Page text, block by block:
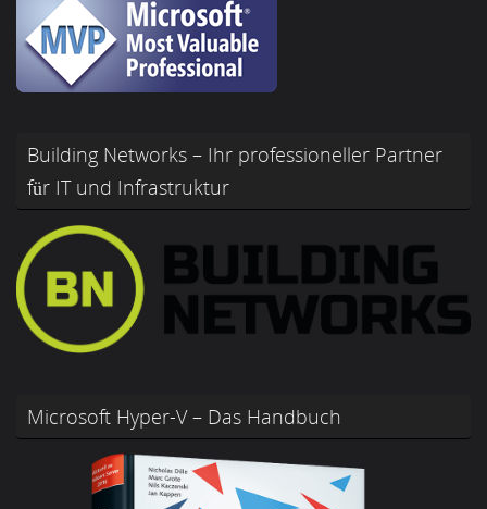
Building Networks – Ihr professioneller Partner
für IT und Infrastruktur
Microsoft Hyper-V – Das Handbuch